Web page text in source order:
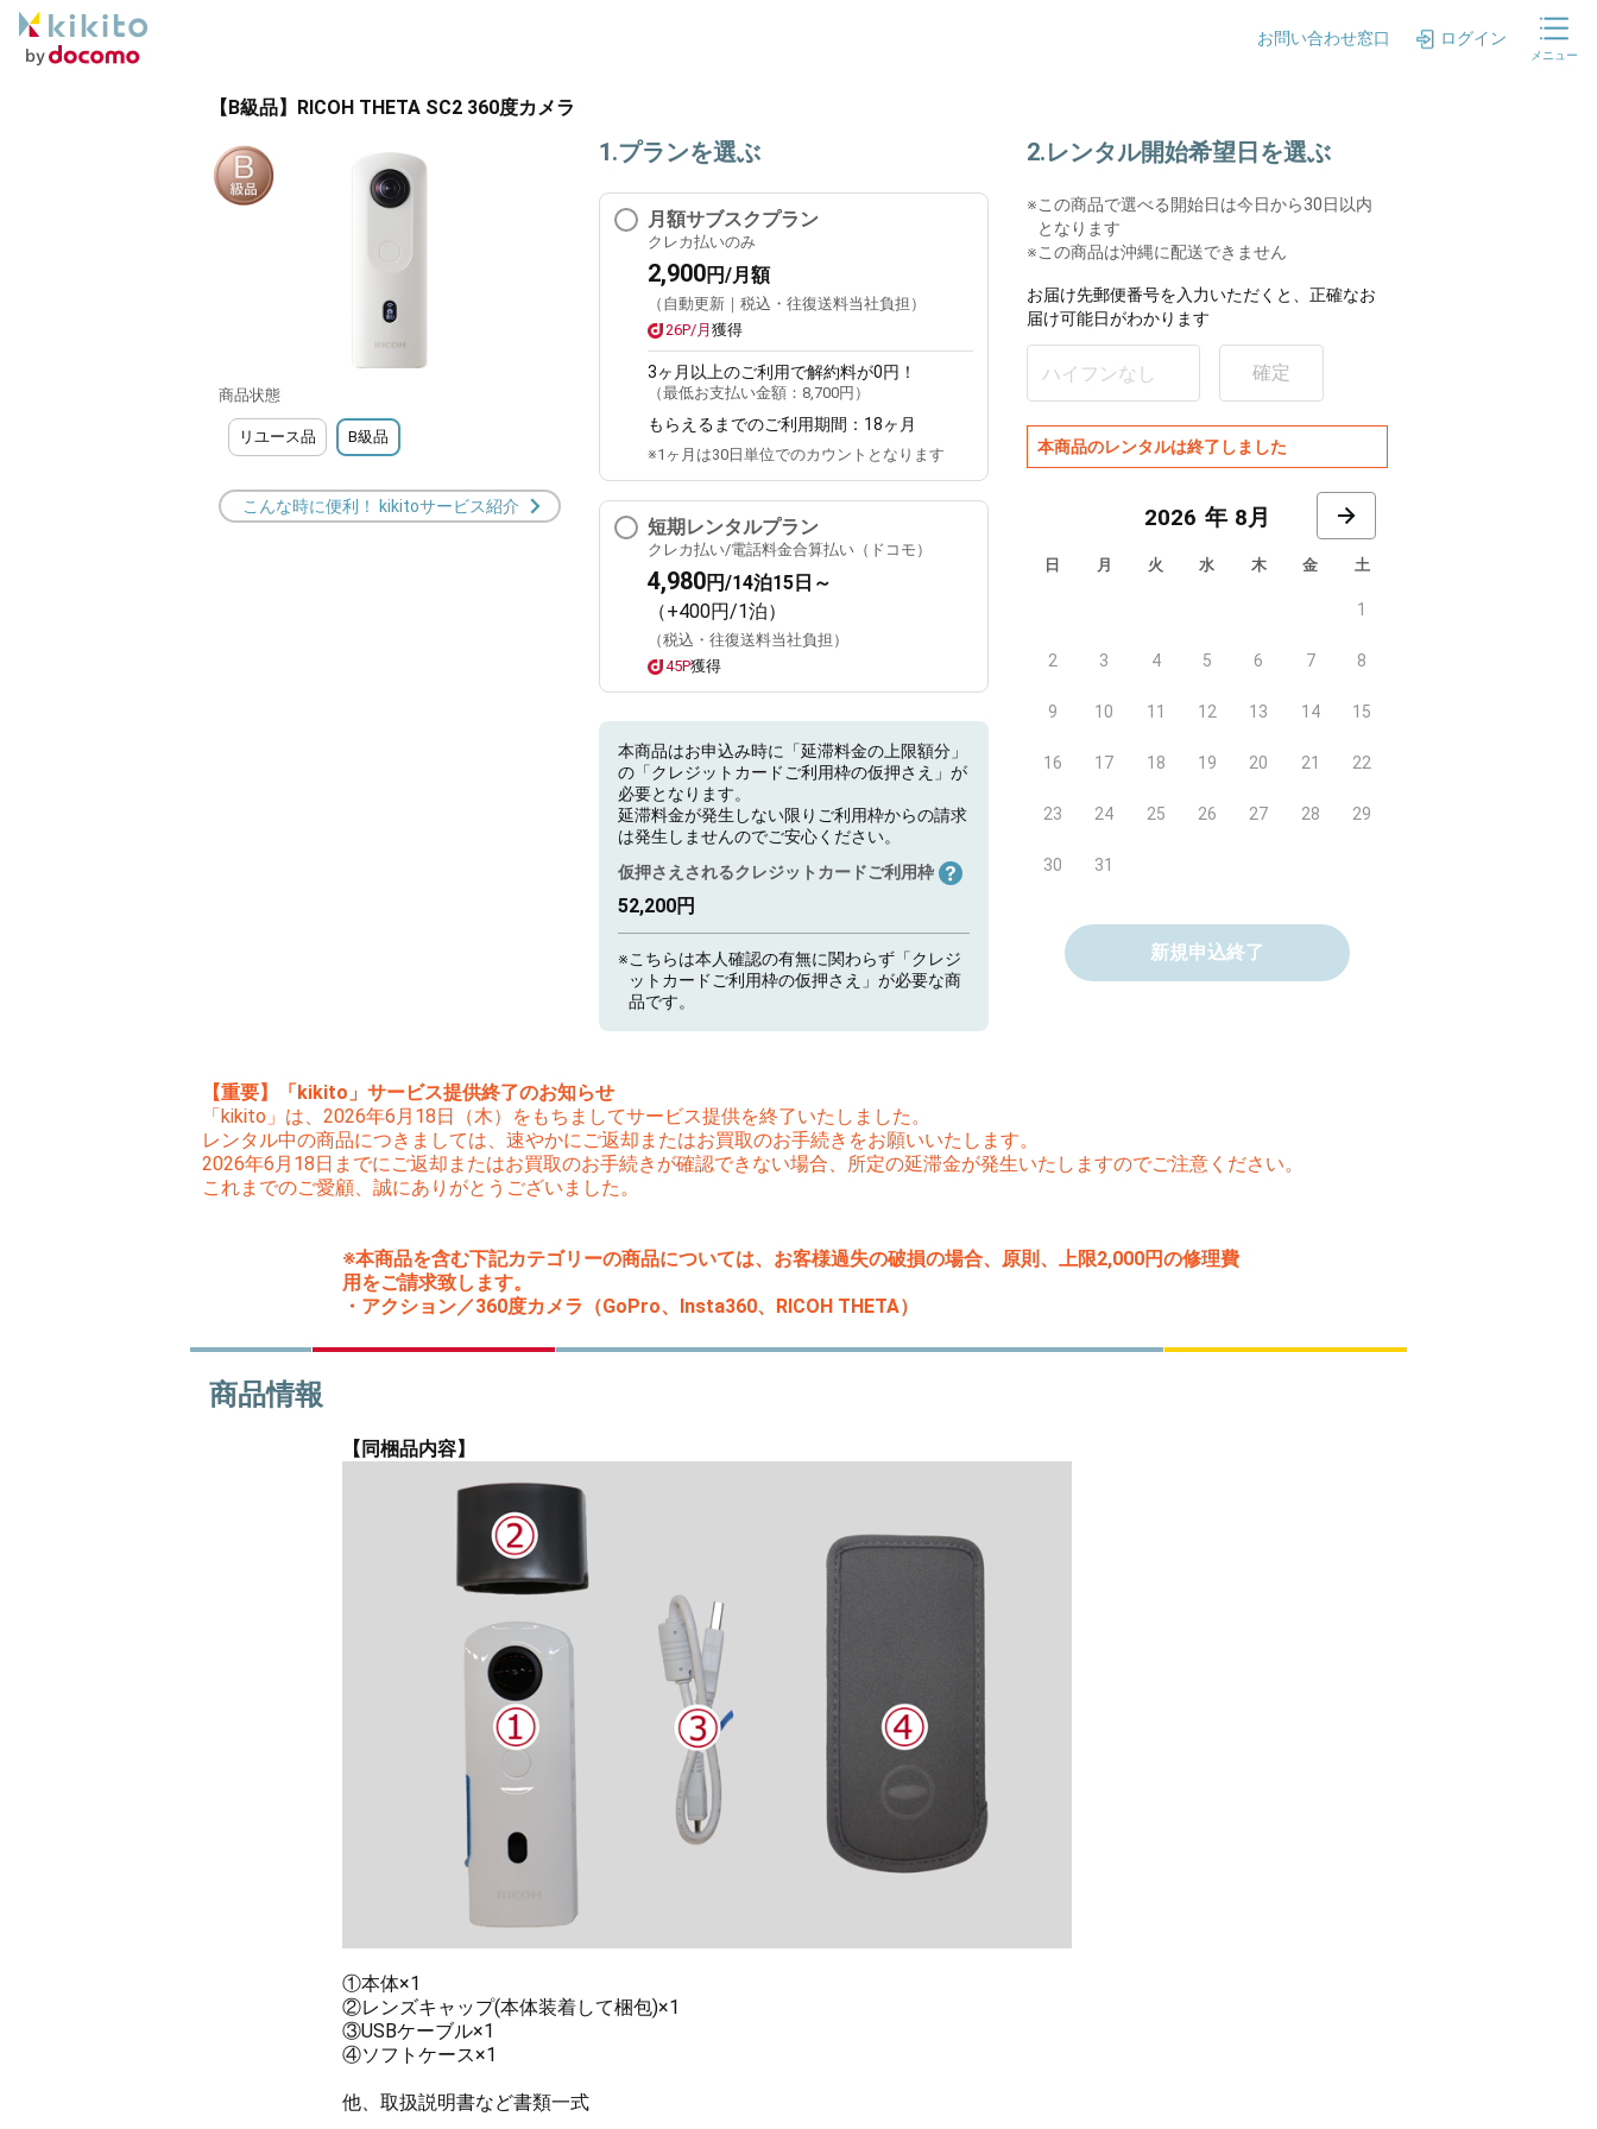
お問い合わせ窓口 ログイン
メニュー
【B級品】RICOH THETA SC2 360度カメラ
商品状態
リユース品 B級品
こんな時に便利！ kikitoサービス紹介
1.プランを選ぶ
月額サブスクプラン
クレカ払いのみ
2,900円/月額
（自動更新｜税込・往復送料当社負担）
26P/月 獲得
3ヶ月 以上のご利用で解約料が0円！
（最低お支払い金額： 8,700円 ）
もらえるまでのご利用期間： 18ヶ月
※1ヶ月は30日単位でのカウントとなります
短期レンタルプラン
クレカ払い/電話料金合算払い（ドコモ）
4,980円/14泊15日～
（+400円/1泊）
（税込・往復送料当社負担）
45P獲得
本商品はお申込み時に「延滞料金の上限額分」
の「クレジットカードご利用枠の仮押さえ」が
必要となります。
延滞料金が発生しない限りご利用枠からの請求
は発生しませんのでご安心ください。
仮押さえされるクレジットカードご利用枠
52,200円
※こちらは本人確認の有無に関わらず「クレジ
ットカードご利用枠の仮押さえ」が必要な商
品です。
2.レンタル開始希望日を選ぶ
※この商品で選べる開始日は今日から30日以内
となります
※この商品は沖縄に配送できません
お届け先郵便番号を入力いただくと、正確なお
届け可能日がわかります
確定
本商品のレンタルは終了しました
8月
日 月 火 水 木 金 土
1
2 3 4 5 6 7 8
9 10 11 12 13 14 15
16 17 18 19 20 21 22
23 24 25 26 27 28 29
30 31
新規申込終了
【重要】「kikito」サービス提供終了のお知らせ
「kikito」は、2026年6月18日（木）をもちましてサービス提供を終了いたしました。
レンタル中の商品につきましては、速やかにご返却またはお買取のお手続きをお願いいたします。
2026年6月18日までにご返却またはお買取のお手続きが確認できない場合、所定の延滞金が発生いたしますのでご注意ください。
これまでのご愛顧、誠にありがとうございました。
※本商品を含む下記カテゴリーの商品については、お客様過失の破損の場合、原則、上限2,000円の修理費
用をご請求致します。
・アクション／360度カメラ（GoPro、Insta360、RICOH THETA）
商品情報
【同梱品内容】
①本体×1
②レンズキャップ(本体装着して梱包)×1
③USBケーブル×1
④ソフトケース×1
他、取扱説明書など書類一式